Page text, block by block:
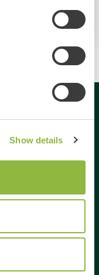
Show details